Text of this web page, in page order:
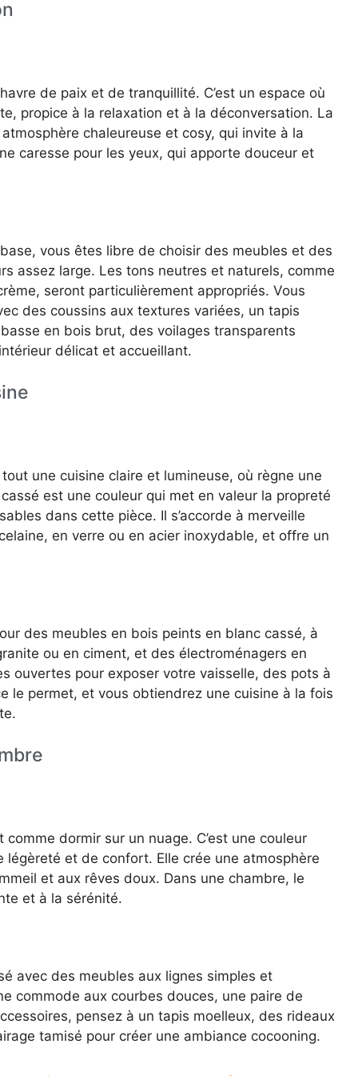
de paix et de tranquillité. C’est un espace où
propice à la relaxation et à la déconversation. La
chaleureuse et cosy, qui invite à la
caresse pour les yeux, qui apporte douceur et
vous êtes libre de choisir des meubles et des
assez large. Les tons neutres et naturels, comme
seront particulièrement appropriés. Vous
des coussins aux textures variées, un tapis
en bois brut, des voilages transparents
délicat et accueillant.
une cuisine claire et lumineuse, où règne une
est une couleur qui met en valeur la propreté
dans cette pièce. Il s’accorde à merveille
en verre ou en acier inoxydable, et offre un
des meubles en bois peints en blanc cassé, à
ou en ciment, et des électroménagers en
ouvertes pour exposer votre vaisselle, des pots à
le permet, et vous obtiendrez une cuisine à la fois
dormir sur un nuage. C’est une couleur
et de confort. Elle crée une atmosphère
et aux rêves doux. Dans une chambre, le
et à la sérénité.
avec des meubles aux lignes simples et
commode aux courbes douces, une paire de
pensez à un tapis moelleux, des rideaux
tamisé pour créer une ambiance cocooning.